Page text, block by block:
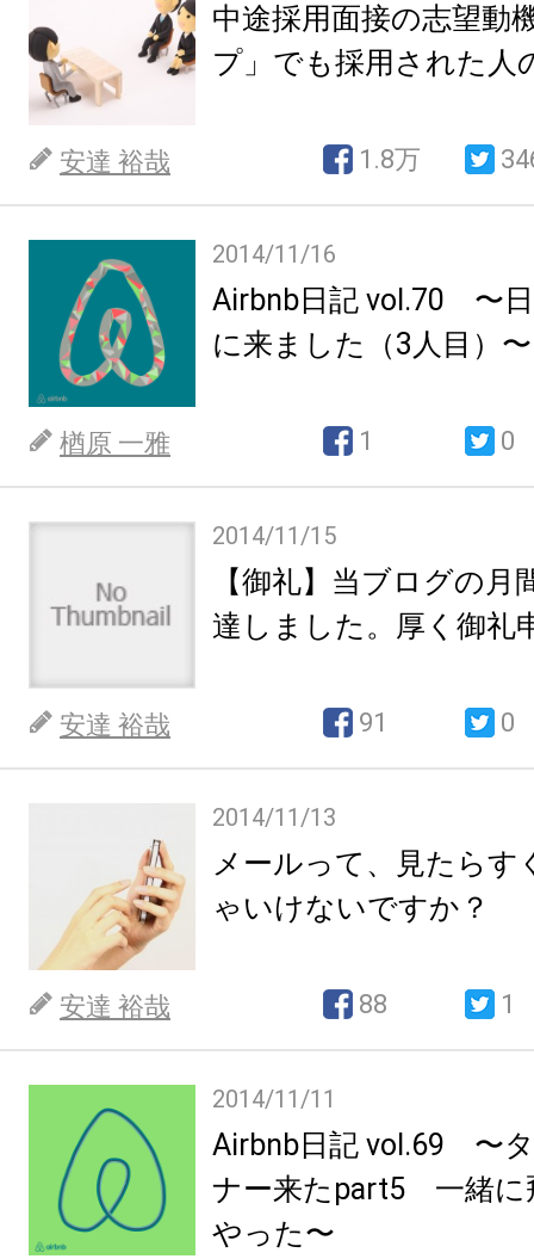
中途採用面接の志望動
プ」でも採用された人
安達 裕哉 1.8万
2014/11/16
Airbnb日記 vol.70 〜
に来ました（3人目）〜
楢原 一雅 1 0
2014/11/15
【御礼】当ブログの月
達しました。厚く御礼
安達 裕哉 91 0
2014/11/13
メールって、見たらす
ゃいけないですか？
安達 裕哉 88 1
2014/11/11
Airbnb日記 vol.69 〜
ナー来たpart5 一緒に
やった〜